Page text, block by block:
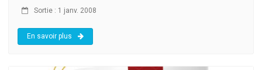
Sortie : 1 janv. 2008
En savoir plus